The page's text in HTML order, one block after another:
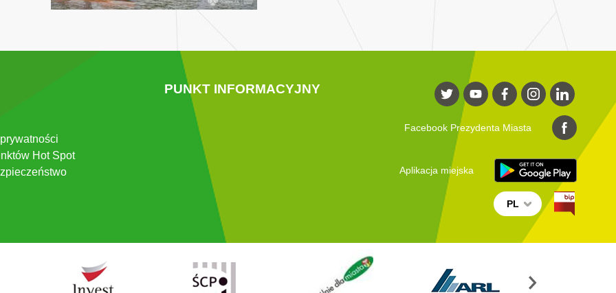
Hot Spot
PUNKT INFORMACYJNY
Facebook Prezydenta Miasta
Aplikacja miejska
PL